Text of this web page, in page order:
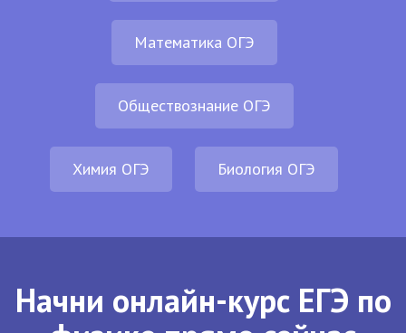
Математика ОГЭ
Обществознание ОГЭ
Химия ОГЭ Биология ОГЭ
Начни онлайн-курс ЕГЭ по